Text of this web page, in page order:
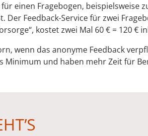
für einen Fragebogen, beispielsweise
Der Feedback-Service für zwei
kostet zwei Mal 60 € = 120 €
wenn das anonyme Feedback
Minimum und haben mehr Zeit für